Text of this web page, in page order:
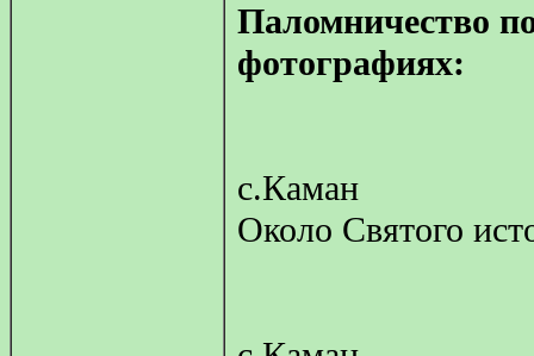
Паломничество
фотографиях:
с.Каман
Около Святого